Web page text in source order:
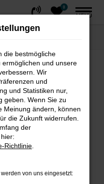
0
MENÜ
aufgetreten.
dir helfen können:
und deine
zum Beispiel
die bestmögliche
und unsere
Wir
und
und Statistiken nur,
geben. Wenn Sie zu
Meinung ändern, können
die Zukunft widerrufen.
der
Richtlinie
von uns eingesetzt: